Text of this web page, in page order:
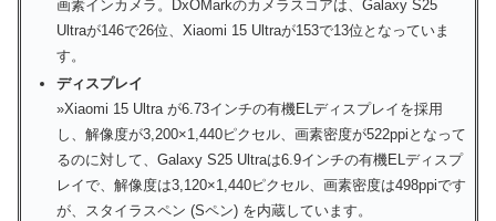
画素インカメラ。DxOMarkのカメラスコアは、Galaxy S25
Ultraが146で26位、Xiaomi 15 Ultraが153で13位となっていま
す。
ディスプレイ
»Xiaomi 15 Ultra が6.73インチの有機ELディスプレイを採用
し、解像度が3,200×1,440ピクセル、画素密度が522ppiとなって
るのに対して、Galaxy S25 Ultraは6.9インチの有機ELディスプ
レイで、解像度は3,120×1,440ピクセル、画素密度は498ppiです
が、スタイラスペン (Sペン) を内蔵しています。